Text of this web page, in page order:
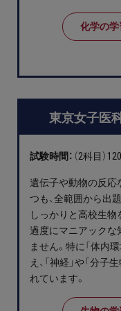
化学の学
東京女子医
試験時間： （2科目）
遺伝子や動物の反応
つも、全範囲から出
しっかりと高校生物
過度にマニアックな
ません。特に「体内
え、「神経」や「分
れています。